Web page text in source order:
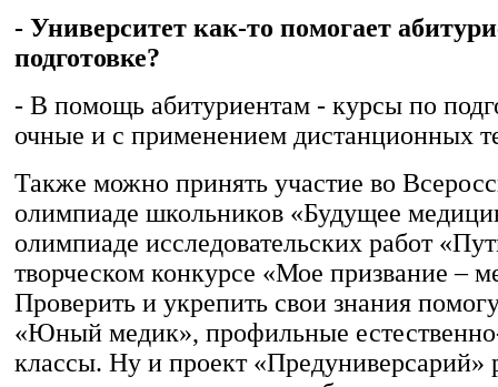
- Университет как-то помогает
подготовке?
- В помощь абитуриентам - курсы по
очные и с применением дистанционных
Также можно принять участие во
олимпиаде школьников «Будущее
олимпиаде исследовательских работ
творческом конкурсе «Мое призвание –
Проверить и укрепить свои знания
«Юный медик», профильные
классы. Ну и проект «Предуниверсарий»